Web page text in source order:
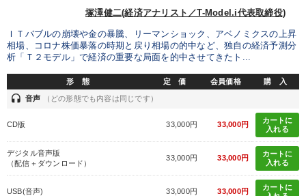
塚澤健二(経済アナリスト／T-Model.i代表取締役)
ＩＴバブルの崩壊や金の暴騰、リーマンショック、アベノミクスの上昇
相場、コロナ株価暴落の時期と戻り相場の的中など、独自の経済予測分
析「Ｔ２モデル」で経済の重要な局面を的中させてきたト...
形 態 定 価 会員価格 購 入
headset 音声 （どの形態でも内容は同じです）
CD版 33,000円 33,000円
カートに
入れる
デジタル音声版
（配信＋ダウンロード）
33,000円 33,000円
カートに
入れる
USB(音声) 33,000円 33,000円
カートに